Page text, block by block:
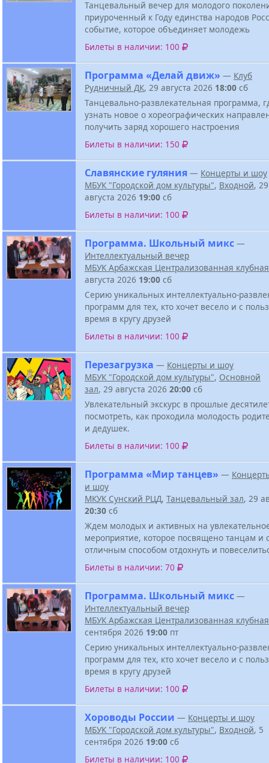
Танцевальный вечер для молодого
приуроченный к Году единства народов
событие, которое объединяет молодежь
Билеты в наличии: 100
Программа «Делай движ» — Клуб
Рудничный ДК, 29 августа 2026 18:00 сб
Танцевально-развлекательная программа,
узнать новое о хореографических
получить заряд хорошего настроения
Билеты в наличии: 150
Славянские гуляния — Концерты и шоу
МБУК "Городской дом культуры", Входной, 29
августа 2026 19:00 сб
Билеты в наличии: 100
Программа. Школьный микс —
Интеллектуальный вечер
МБУК Арбажская Централизованная
августа 2026 19:00 сб
Серию уникальных интеллектуально-
программ для тех, кто хочет весело и с
время в кругу друзей
Билеты в наличии: 100
Перезагрузка — Концерты и шоу
МБУК "Городской дом культуры", Основной
зал, 29 августа 2026 20:00 сб
Увлекательный экскурс в прошлые
посмотреть, как проходила молодость
и дедушек.
Билеты в наличии: 100
Программа «Мир танцев» —
и шоу
МКУК Сунский РЦД, Танцевальный зал, 29
20:30 сб
Ждем молодых и активных на
мероприятие, которое посвящено танцам и
отличным способом отдохнуть и
Билеты в наличии: 70
Программа. Школьный микс —
Интеллектуальный вечер
МБУК Арбажская Централизованная
сентября 2026 19:00 пт
Серию уникальных интеллектуально-
программ для тех, кто хочет весело и с
время в кругу друзей
Билеты в наличии: 100
Хороводы России — Концерты и шоу
МБУК "Городской дом культуры", Входной, 5
сентября 2026 19:00 сб
Билеты в наличии: 100